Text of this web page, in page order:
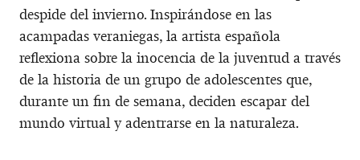
despide del invierno. Inspirándose en las
acampadas veraniegas, la artista española
reflexiona sobre la inocencia de la juventud a través
de la historia de un grupo de adolescentes que,
durante un fin de semana, deciden escapar del
mundo virtual y adentrarse en la naturaleza.